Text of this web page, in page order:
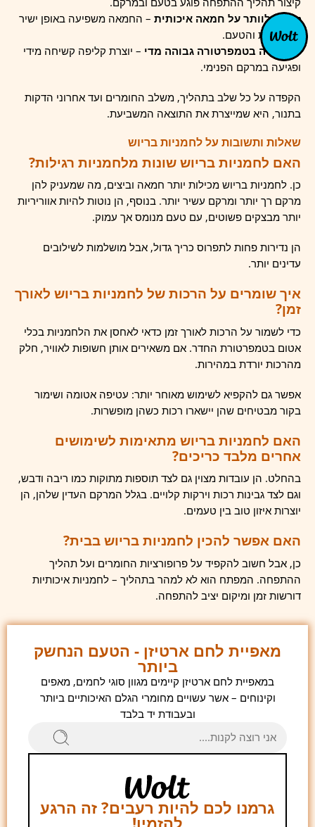
לא לוותר על חמאה איכותית – החמאה משפיעה באופן ישיר
על הרכות והטעם.
אפייה בטמפרטורה גבוהה מדי – יוצרת קליפה קשיחה מידי
ופגיעה במרקם הפנימי.
הקפדה על כל שלב בתהליך, משלב החומרים ועד אחרוני הדקות
בתנור, היא שמייצרת את התוצאה המשביעת.
שאלות ותשובות על לחמניות בריוש
האם לחמניות בריוש שונות מלחמניות רגילות?
כן. לחמניות בריוש מכילות יותר חמאה וביצים, מה שמעניק להן
מרקם רך יותר ומרקם עשיר יותר. בנוסף, הן נוטות להיות אווריריות
יותר מבצקים פשוטים, עם טעם מנומס אך עמוק.
הן נדירות פחות לתפרוס כריך גדול, אבל מושלמות לשילובים
עדינים יותר.
איך שומרים על הרכות של לחמניות בריוש לאורך
זמן?
כדי לשמור על הרכות לאורך זמן כדאי לאחסן את הלחמניות בכלי
אטום בטמפרטורת החדר. אם משאירים אותן חשופות לאוויר, חלק
מהרכות יורדת במהירות.
אפשר גם להקפיא לשימוש מאוחר יותר: עטיפה אטומה ושימור
בקור מבטיחים שהן יישארו רכות כשהן מופשרות.
האם לחמניות בריוש מתאימות לשימושים
אחרים מלבד כריכים?
בהחלט. הן עובדות מצוין גם לצד תוספות מתוקות כמו ריבה ודבש,
וגם לצד גבינות רכות וירקות קלויים. בגלל המרקם העדין שלהן, הן
יוצרות איזון טוב בין טעמים.
האם אפשר להכין לחמניות בריוש בבית?
כן, אבל חשוב להקפיד על פרופורציות החומרים ועל תהליך
ההתפחה. המפתח הוא לא למהר בתהליך – לחמניות איכותיות
דורשות זמן ומיקום יציב להתפחה.
מאפיית לחם ארטיזן - הטעם הנחשק
ביותר
במאפיית לחם ארטיזן קיימים מגוון סוגי לחמים, מאפים
וקינוחים – אשר עשויים מחומרי הגלם האיכותיים ביותר
ובעבודת יד בלבד
גרמנו לכם להיות רעבים? זה הרגע
להזמין!